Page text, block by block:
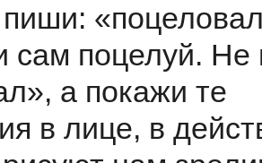
сам поцелуй.
а покажи те
в лице, в